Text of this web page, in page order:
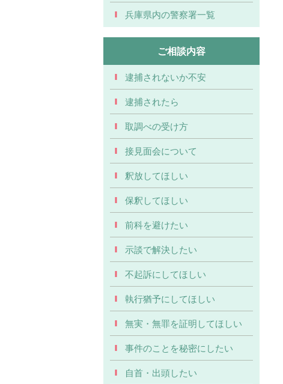
兵庫県内の警察署一覧
ご相談内容
逮捕されないか不安
逮捕されたら
取調べの受け方
接見面会について
釈放してほしい
保釈してほしい
前科を避けたい
示談で解決したい
不起訴にしてほしい
執行猶予にしてほしい
無実・無罪を証明してほしい
事件のことを秘密にしたい
自首・出頭したい